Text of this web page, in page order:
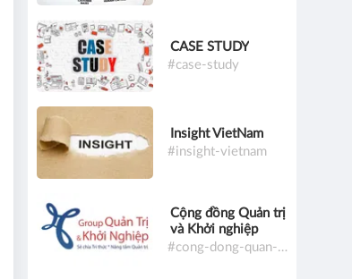
CASE STUDY
#case-study
Insight VietNam
#insight-vietnam
Cộng đồng Quản trị
và Khởi nghiệp
#cong-dong-quan-tri-va-khoi-nghiep